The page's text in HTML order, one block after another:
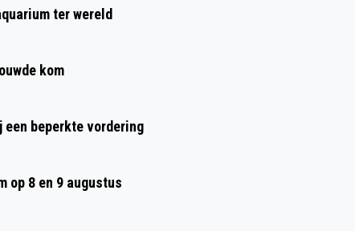
ter wereld
kom
beperkte vordering
op 8 en 9 augustus